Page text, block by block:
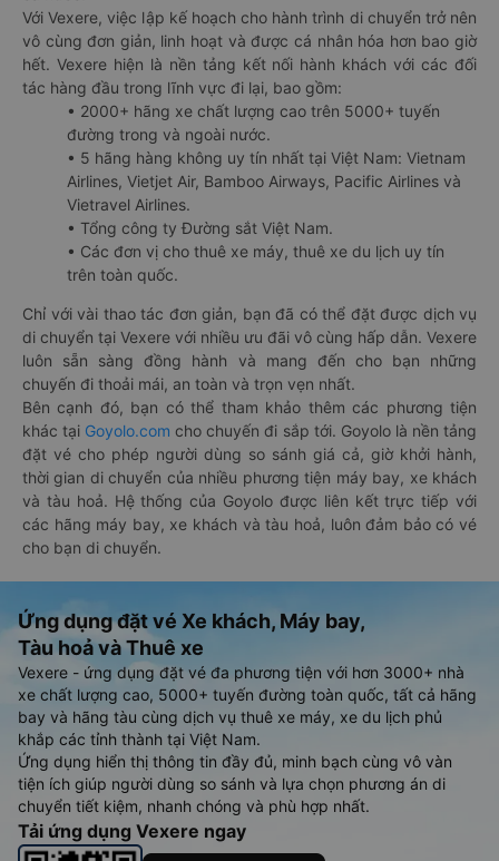
Với Vexere, việc lập kế hoạch cho hành trình di chuyển trở nên
vô cùng đơn giản, linh hoạt và được cá nhân hóa hơn bao giờ
hết. Vexere hiện là nền tảng kết nối hành khách với các đối
tác hàng đầu trong lĩnh vực đi lại, bao gồm:
• 2000+ hãng xe chất lượng cao trên 5000+ tuyến
đường trong và ngoài nước.
• 5 hãng hàng không uy tín nhất tại Việt Nam: Vietnam
Airlines, Vietjet Air, Bamboo Airways, Pacific Airlines và
Vietravel Airlines.
• Tổng công ty Đường sắt Việt Nam.
• Các đơn vị cho thuê xe máy, thuê xe du lịch uy tín
trên toàn quốc.
Chỉ với vài thao tác đơn giản, bạn đã có thể đặt được dịch vụ
di chuyển tại Vexere với nhiều ưu đãi vô cùng hấp dẫn. Vexere
luôn sẵn sàng đồng hành và mang đến cho bạn những
chuyến đi thoải mái, an toàn và trọn vẹn nhất.
Bên cạnh đó, bạn có thể tham khảo thêm các phương tiện
khác tại Goyolo.com cho chuyến đi sắp tới. Goyolo là nền tảng
đặt vé cho phép người dùng so sánh giá cả, giờ khởi hành,
thời gian di chuyển của nhiều phương tiện máy bay, xe khách
và tàu hoả. Hệ thống của Goyolo được liên kết trực tiếp với
các hãng máy bay, xe khách và tàu hoả, luôn đảm bảo có vé
cho bạn di chuyển.
Ứng dụng đặt vé Xe khách, Máy bay,
Tàu hoả và Thuê xe
Vexere - ứng dụng đặt vé đa phương tiện với hơn 3000+ nhà
xe chất lượng cao, 5000+ tuyến đường toàn quốc, tất cả hãng
bay và hãng tàu cùng dịch vụ thuê xe máy, xe du lịch phủ
khắp các tỉnh thành tại Việt Nam.
Ứng dụng hiển thị thông tin đầy đủ, minh bạch cùng vô vàn
tiện ích giúp người dùng so sánh và lựa chọn phương án di
chuyển tiết kiệm, nhanh chóng và phù hợp nhất.
Tải ứng dụng Vexere ngay